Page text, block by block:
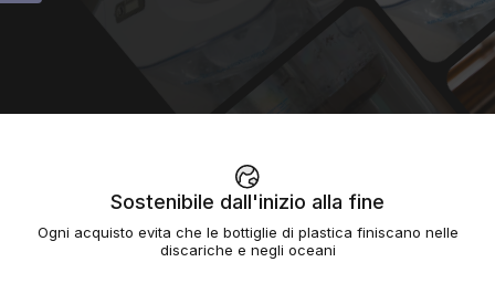
Sostenibile dall'inizio alla fine
Ogni acquisto evita che le bottiglie di plastica finiscano nelle
discariche e negli oceani